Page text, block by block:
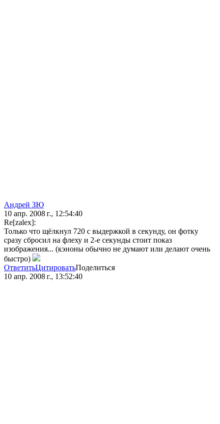
Андрей ЗЮ
10 апр. 2008 г., 12:54:40
Re[zalex]:
Только что щёлкнул 720 с выдержкой в секунду, он фотку
сразу сбросил на флеху и 2-е секунды стоит показ
изображения... (кэноны обычно не думают или делают очень
быстро)
ОтветитьЦитироватьПоделиться
10 апр. 2008 г., 13:52:40